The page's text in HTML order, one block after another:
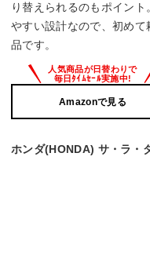
り替えられるのもポイン
やすい設計なので、初め
品です。
Amazonで見る
ホンダ(HONDA) サ・ラ・